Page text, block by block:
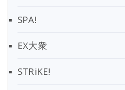
SPA!
EX大衆
STRiKE!